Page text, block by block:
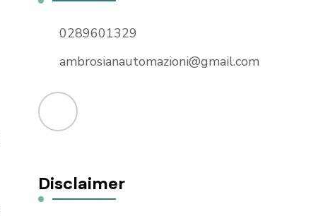
0289601329
ambrosianautomazioni@gmail.com
Disclaimer